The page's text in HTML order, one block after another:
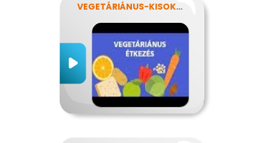
VEGETÁRIÁNUS-KISOKOS